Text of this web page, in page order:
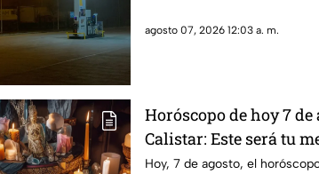
agosto 07, 2026 12:03 a. m.
Horóscopo de hoy 7
Calistar: Este será tu
Hoy, 7 de agosto, el